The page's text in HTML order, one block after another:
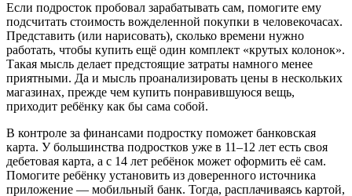
Если подросток пробовал зарабатывать сам, помогите ему
подсчитать стоимость вожделенной покупки в человекочасах.
Представить (или нарисовать), сколько времени нужно
работать, чтобы купить ещё один комплект «крутых колонок».
Такая мысль делает предстоящие затраты намного менее
приятными. Да и мысль проанализировать цены в нескольких
магазинах, прежде чем купить понравившуюся вещь,
приходит ребёнку как бы сама собой.
В контроле за финансами подростку поможет банковская
карта. У большинства подростков уже в 11–12 лет есть своя
дебетовая карта, а с 14 лет ребёнок может оформить её сам.
Помогите ребёнку установить из доверенного источника
приложение — мобильный банк. Тогда, расплачиваясь картой,